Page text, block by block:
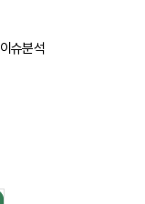
이슈분석